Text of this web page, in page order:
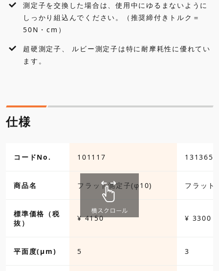
測定子を交換した場合は、使用中にゆるまないように
しっかり組込んでください。（推奨締付きトルク＝
50N・cm）
超硬測定子、 ルビー測定子は特に耐摩耗性に優れてい
ます。
仕様
コードNo. 101117 131365
商品名 フラット測定子(φ10) フラッ
標準価格（税
抜）
¥ 4150 ¥ 3300
平面度(µm) 5 3